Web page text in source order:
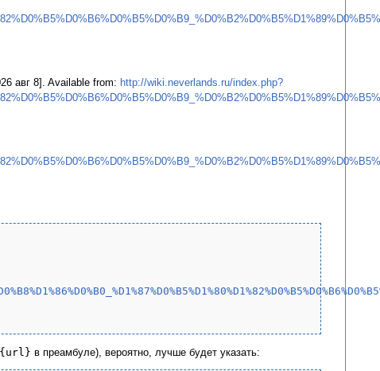
авг 8]. Available from: http://wiki.neverlands.ru/index.php?
в преамбуле), вероятно, лучше будет указать: